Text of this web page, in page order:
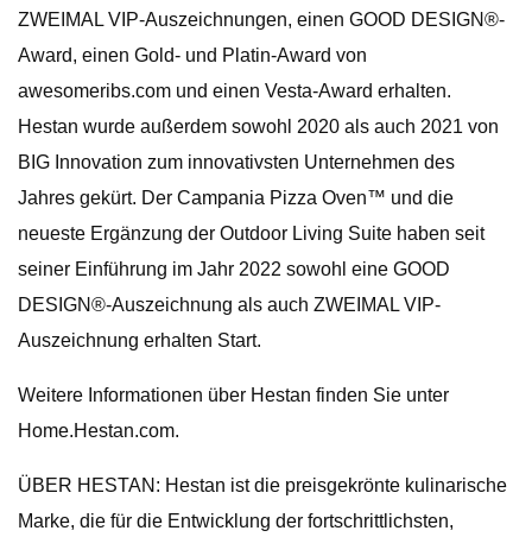
ZWEIMAL VIP-Auszeichnungen, einen GOOD DESIGN®-
Award, einen Gold- und Platin-Award von
awesomeribs.com und einen Vesta-Award erhalten.
Hestan wurde außerdem sowohl 2020 als auch 2021 von
BIG Innovation zum innovativsten Unternehmen des
Jahres gekürt. Der Campania Pizza Oven™ und die
neueste Ergänzung der Outdoor Living Suite haben seit
seiner Einführung im Jahr 2022 sowohl eine GOOD
DESIGN®-Auszeichnung als auch ZWEIMAL VIP-
Auszeichnung erhalten Start.
Weitere Informationen über Hestan finden Sie unter
Home.Hestan.com.
ÜBER HESTAN: Hestan ist die preisgekrönte kulinarische
Marke, die für die Entwicklung der fortschrittlichsten,